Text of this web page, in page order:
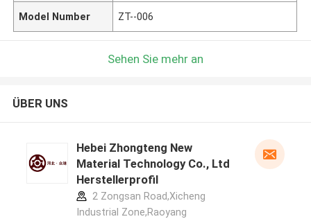
Model Number ZT--006
Sehen Sie mehr an
ÜBER UNS
Hebei Zhongteng New
Material Technology Co., Ltd
Herstellerprofil
2 Zongsan Road,Xicheng
Industrial Zone,Raoyang